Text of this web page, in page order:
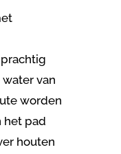
van
worden
het pad
houten